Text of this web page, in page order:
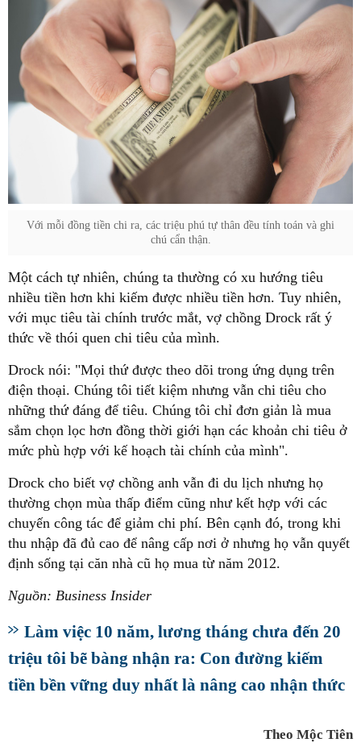
Với mỗi đồng tiền chi ra, các triệu phú tự thân đều tính toán và ghi
chú cẩn thận.
Một cách tự nhiên, chúng ta thường có xu hướng tiêu
nhiều tiền hơn khi kiếm được nhiều tiền hơn. Tuy nhiên,
với mục tiêu tài chính trước mắt, vợ chồng Drock rất ý
thức về thói quen chi tiêu của mình.
Drock nói: "Mọi thứ được theo dõi trong ứng dụng trên
điện thoại. Chúng tôi tiết kiệm nhưng vẫn chi tiêu cho
những thứ đáng để tiêu. Chúng tôi chỉ đơn giản là mua
sắm chọn lọc hơn đồng thời giới hạn các khoản chi tiêu ở
mức phù hợp với kế hoạch tài chính của mình".
Drock cho biết vợ chồng anh vẫn đi du lịch nhưng họ
thường chọn mùa thấp điểm cũng như kết hợp với các
chuyến công tác để giảm chi phí. Bên cạnh đó, trong khi
thu nhập đã đủ cao để nâng cấp nơi ở nhưng họ vẫn quyết
định sống tại căn nhà cũ họ mua từ năm 2012.
Nguồn: Business Insider
Làm việc 10 năm, lương tháng chưa đến 20
triệu tôi bẽ bàng nhận ra: Con đường kiếm
tiền bền vững duy nhất là nâng cao nhận thức
Theo Mộc Tiên